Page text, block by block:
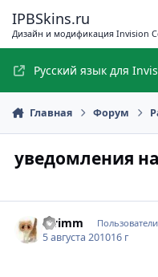
IPBSkins.ru
Дизайн и модификация Invision
Русский язык для
Главная Форум
уведомления
swimm Пользователи
5 августа 201016 г